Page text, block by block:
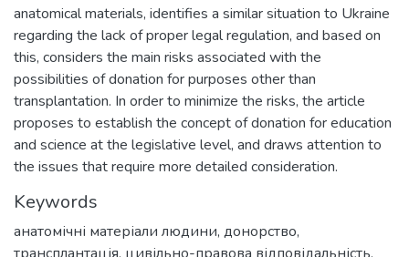
anatomical materials, identifies a similar situation to Ukraine
regarding the lack of proper legal regulation, and based on
this, considers the main risks associated with the
possibilities of donation for purposes other than
transplantation. In order to minimize the risks, the article
proposes to establish the concept of donation for education
and science at the legislative level, and draws attention to
the issues that require more detailed consideration.
Keywords
анатомічні матеріали людини, донорство,